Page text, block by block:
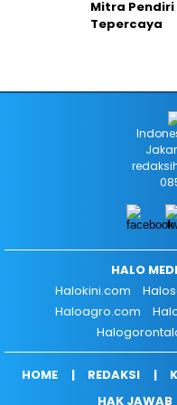
Mitra Pendiri
Tepercaya
HALO
Halokini.com
Haloagro.com
HOME REDAKSI
HAK JAWAB